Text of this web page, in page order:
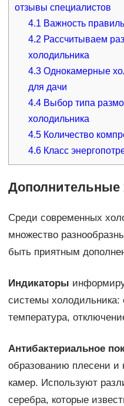
отзывы специалистов
4.1 Важность
4.2 Рассчитываем
холодильника
4.3 Однокамерные
для дачи
4.4 Выбор типа
холодильника
4.5 Количество
4.6 Класс
Дополнительные
Среди современных
множество
быть приятным
Индикаторы
системы
температура,
Антибактериальное
образованию плесени и
камер. Используют
серебра, которые